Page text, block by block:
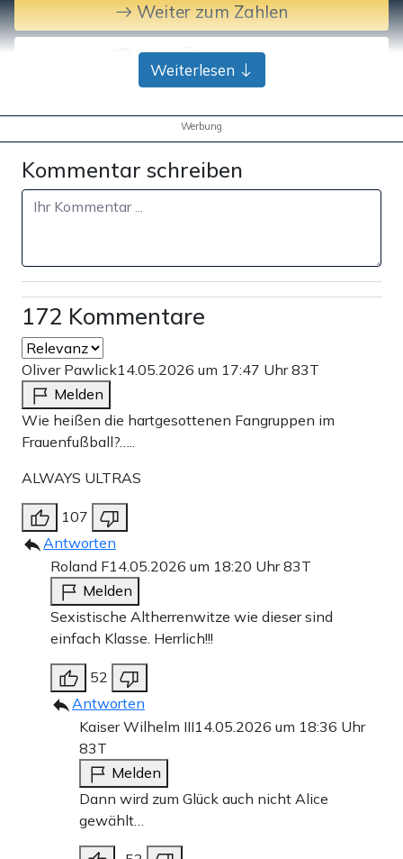
Weiter zum Zahlen
Bank-Überweisung
Weiterlesen
Werbung
Kommentar schreiben
172 Kommentare
Oliver Pawlick14.05.2026 um 17:47 Uhr83T
Melden
Wie heißen die hartgesottenen Fangruppen im
Frauenfußball?…..
ALWAYS ULTRAS
107
Antworten
Roland F14.05.2026 um 18:20 Uhr83T
Melden
Sexistische Altherrenwitze wie dieser sind
einfach Klasse. Herrlich!!!
52
Antworten
Kaiser Wilhelm III14.05.2026 um 18:36 Uhr
83T
Melden
Dann wird zum Glück auch nicht Alice
gewählt…